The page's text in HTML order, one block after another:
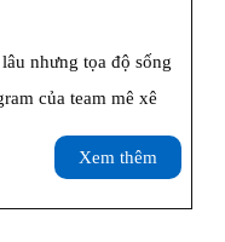
nhưng tọa độ sống
của team mê xê
Xem thêm
thêm